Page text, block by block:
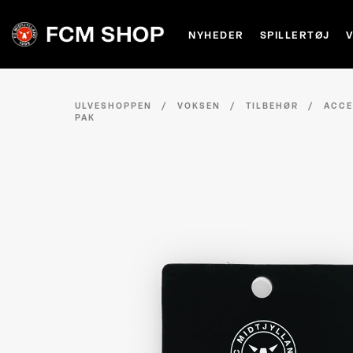
NYHEDER SPILLERTØJ
ULVESHOPPEN /VOKSEN /TILBEHØR /
PAK